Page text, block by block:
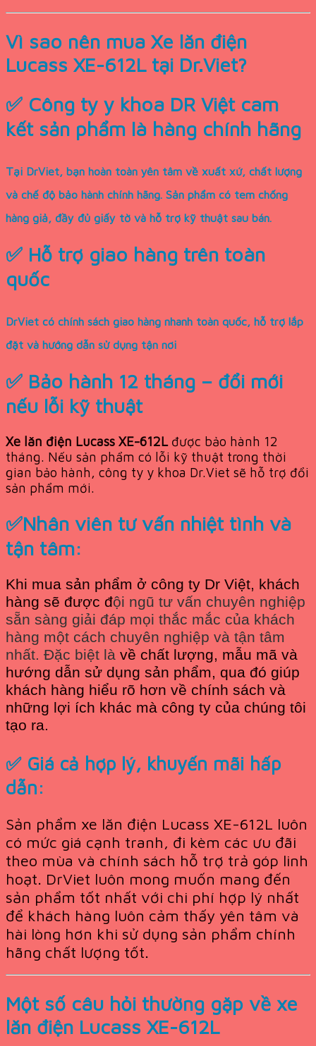
Vì sao nên mua Xe lăn điện
Lucass XE-612L tại Dr.Viet?
✅ Công ty y khoa DR Việt cam
kết sản phẩm là hàng chính hãng
Tại DrViet, bạn hoàn toàn yên tâm về xuất xứ, chất lượng
và chế độ bảo hành chính hãng. Sản phẩm có tem chống
hàng giả, đầy đủ giấy tờ và hỗ trợ kỹ thuật sau bán.
✅ Hỗ trợ giao hàng trên toàn
quốc
DrViet có chính sách giao hàng nhanh toàn quốc, hỗ trợ lắp
đặt và hướng dẫn sử dụng tận nơi
✅ Bảo hành 12 tháng – đổi mới
nếu lỗi kỹ thuật
Xe lăn điện Lucass XE-612Lđược bảo hành 12
tháng. Nếu sản phẩm có lỗi kỹ thuật trong thời
gian bảo hành, công ty y khoa Dr.Viet sẽ hỗ trợ đổi
sản phẩm mới.
✅Nhân viên tư vấn nhiệt tình và
tận tâm:
Khi mua sản phẩm ở công ty Dr Việt, khách
hàng sẽ được đội ngũ tư vấn chuyên nghiệp
sẵn sàng giải đáp mọi thắc mắc của khách
hàng một cách chuyên nghiệp và tận tâm
nhất. Đặc biệt là về chất lượng, mẫu mã và
hướng dẫn sử dụng sản phẩm, qua đó giúp
khách hàng hiểu rõ hơn về chính sách và
những lợi ích khác mà công ty của chúng tôi
tạo ra.
✅ Giá cả hợp lý, khuyến mãi hấp
dẫn:
Sản phẩm xe lăn điện Lucass XE-612L luôn
có mức giá cạnh tranh, đi kèm các ưu đãi
theo mùa và chính sách hỗ trợ trả góp linh
hoạt. DrViet luôn mong muốn mang đến
sản phẩm tốt nhất với chi phí hợp lý nhất
để khách hàng luôn cảm thấy yên tâm và
hài lòng hơn khi sử dụng sản phẩm chính
hãng chất lượng tốt.
Một số câu hỏi thường gặp về xe
lăn điện Lucass XE-612L